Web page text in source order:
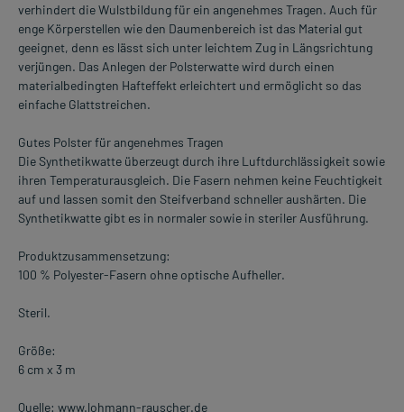
verhindert die Wulstbildung für ein angenehmes Tragen. Auch für
enge Körperstellen wie den Daumenbereich ist das Material gut
geeignet, denn es lässt sich unter leichtem Zug in Längsrichtung
verjüngen. Das Anlegen der Polsterwatte wird durch einen
materialbedingten Hafteffekt erleichtert und ermöglicht so das
einfache Glattstreichen.
Gutes Polster für angenehmes Tragen
Die Synthetikwatte überzeugt durch ihre Luftdurchlässigkeit sowie
ihren Temperaturausgleich. Die Fasern nehmen keine Feuchtigkeit
auf und lassen somit den Steifverband schneller aushärten. Die
Synthetikwatte gibt es in normaler sowie in steriler Ausführung.
Produktzusammensetzung:
100 % Polyester-Fasern ohne optische Aufheller.
Steril.
Größe:
6 cm x 3 m
Quelle: www.lohmann-rauscher.de